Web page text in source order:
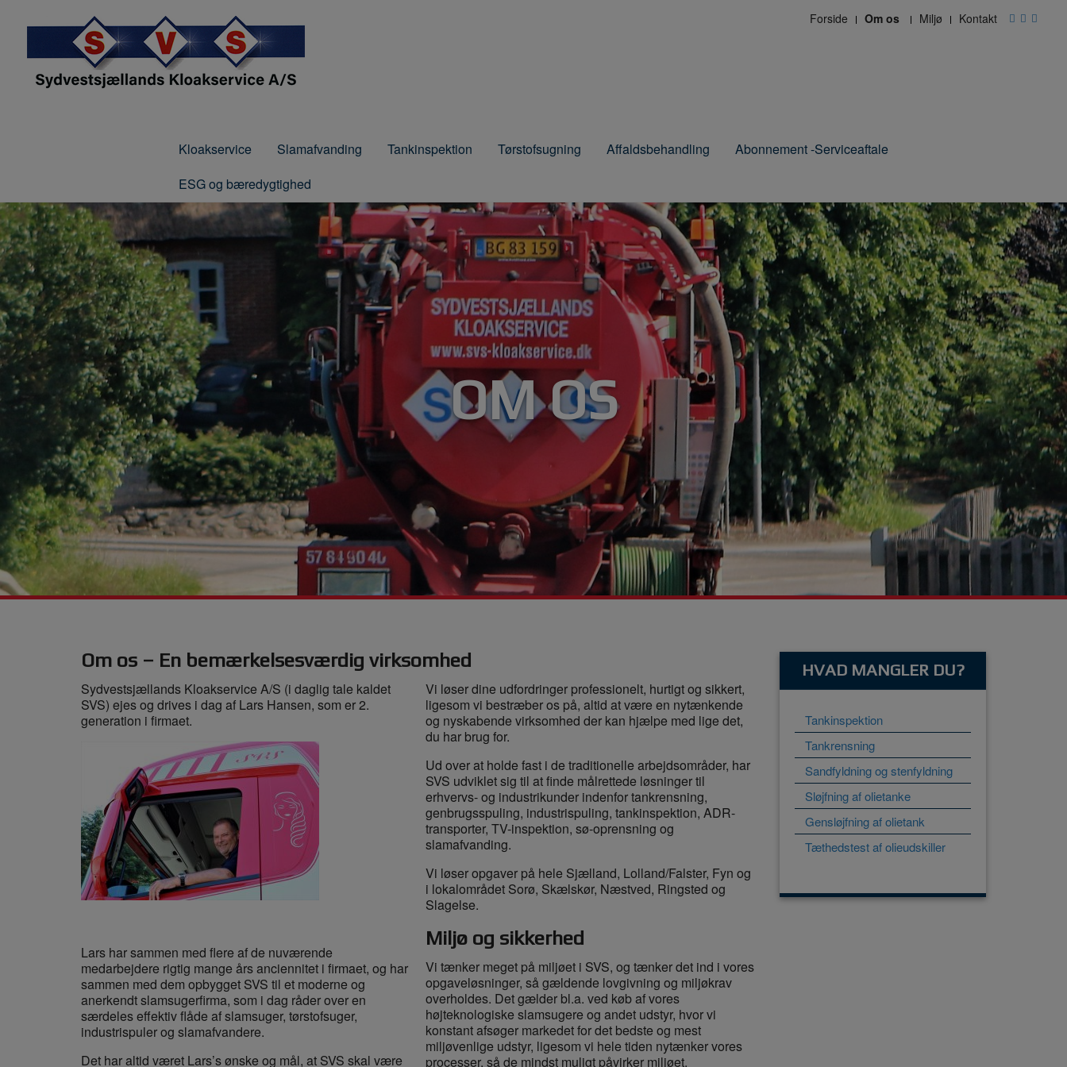
Forside Om os Miljø Kontakt
Kloakservice Slamafvanding Tankinspektion Tørstofsugning Affaldsbehandling
Abonnement -Serviceaftale
ESG og bæredygtighed
OM OS
Om os – En bemærkelsesværdig virksomhed
Sydvestsjællands Kloakservice A/S (i daglig tale kaldet
SVS) ejes og drives i dag af Lars Hansen, som er 2.
generation i firmaet.
Lars har sammen med flere af de nuværende
medarbejdere rigtig mange års anciennitet i firmaet, og har
sammen med dem opbygget SVS til et moderne og
anerkendt slamsugerfirma, som i dag råder over en
særdeles effektiv flåde af slamsuger, tørstofsuger,
industrispuler og slamafvandere.
Det har altid været Lars’s ønske og mål, at SVS skal være
Vi løser dine udfordringer professionelt, hurtigt og sikkert,
ligesom vi bestræber os på, altid at være en nytænkende
og nyskabende virksomhed der kan hjælpe med lige det,
du har brug for.
Ud over at holde fast i de traditionelle arbejdsområder, har
SVS udviklet sig til at finde målrettede løsninger til
erhvervs- og industrikunder indenfor tankrensning,
genbrugsspuling, industrispuling, tankinspektion, ADR-
transporter, TV-inspektion, sø-oprensning og
slamafvanding.
Vi løser opgaver på hele Sjælland, Lolland/Falster, Fyn og
i lokalområdet Sorø, Skælskør, Næstved, Ringsted og
Slagelse.
Miljø og sikkerhed
Vi tænker meget på miljøet i SVS, og tænker det ind i vores
opgaveløsninger, så gældende lovgivning og miljøkrav
overholdes. Det gælder bl.a. ved køb af vores
højteknologiske slamsugere og andet udstyr, hvor vi
konstant afsøger markedet for det bedste og mest
miljøvenlige udstyr, ligesom vi hele tiden nytænker vores
processer, så de mindst muligt påvirker miljøet.
HVAD MANGLER DU?
Tankinspektion
Tankrensning
Sandfyldning og stenfyldning
Sløjfning af olietanke
Gensløjfning af olietank
Tæthedstest af olieudskiller